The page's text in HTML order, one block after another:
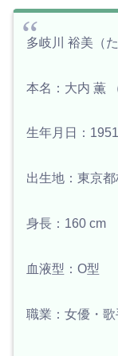
多岐川 裕美（
本名：大内 薫
生年月日：
出生地：東京
身長：160 cm
血液型：O型
職業：女優・歌